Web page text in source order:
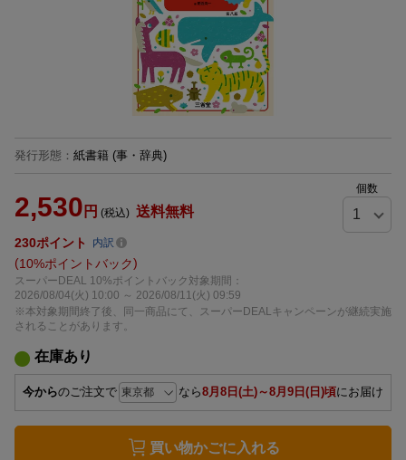
発行形態 ： 紙書籍 (事・辞典)
2,530 円 (税込) 送料無料
個数
230ポイント 内訳
10%ポイントバック
スーパーDEAL 10%ポイントバック対象期間：
2026/08/04(火) 10:00 ～ 2026/08/11(火) 09:59
※本対象期間終了後、同一商品にて、スーパーDEALキャンペーンが継続実施
されることがあります。
在庫あり
今からのご注文で なら8月8日(土)～8月9日(日)頃にお届け
買い物かごに入れる